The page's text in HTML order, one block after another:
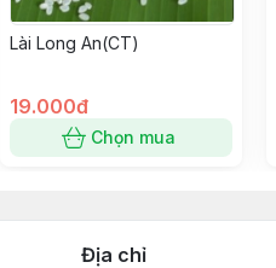
Lài Long An(CT)
19.000đ
Chọn mua
Địa chỉ